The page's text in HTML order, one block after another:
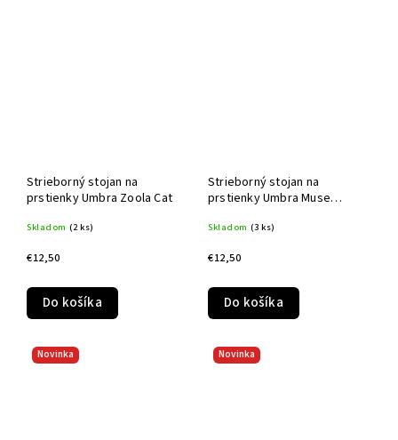
Strieborný stojan na
prstienky Umbra Zoola Cat
Skladom (2 ks)
€12,50
Do košíka
Strieborný stojan na
prstienky Umbra Muse
Skladom (3 ks)
€12,50
Do košíka
Novinka Novinka